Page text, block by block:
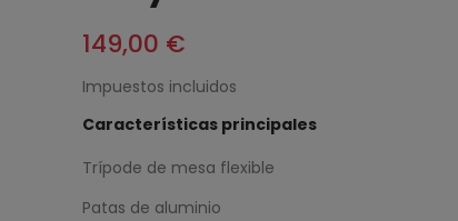
149,00 €
Impuestos incluidos
Características principales
Trípode de mesa flexible
Patas de aluminio